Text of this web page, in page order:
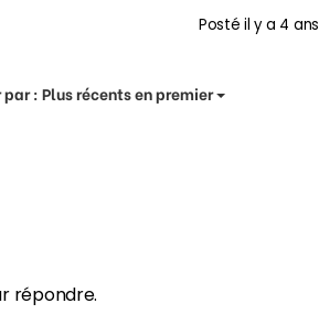
Postéil y a 4 ans
par :Plus récents en premier
répondre.